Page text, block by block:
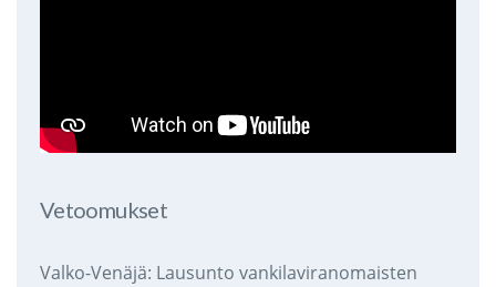
Vetoomukset
Valko-Venäjä: Lausunto vankilaviranomaisten